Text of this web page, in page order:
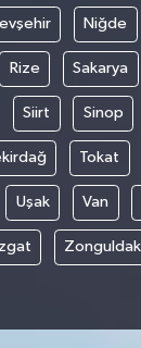
Niğde
Rize Sakarya
Siirt Sinop
Tokat
Uşak Van
Zonguldak